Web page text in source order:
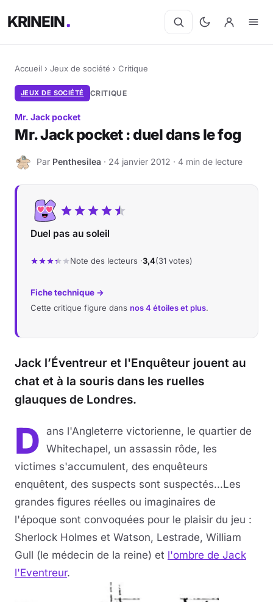
KRINEIN
Accueil › Jeux de société › Critique
JEUX DE SOCIÉTÉ CRITIQUE
Mr. Jack pocket
Mr. Jack pocket : duel dans le fog
P Par Penthesilea · 24 janvier 2012 · 4 min de lecture
Duel pas au soleil
Note des lecteurs ·3,4(31 votes)
Fiche technique →
Cette critique figure dans nos 4 étoiles et plus.
Jack l’Éventreur et l'Enquêteur jouent au
chat et à la souris dans les ruelles
glauques de Londres.
D ans l'Angleterre victorienne, le quartier de
Whitechapel, un assassin rôde, les
victimes s'accumulent, des enquêteurs
enquêtent, des suspects sont suspectés...Les
grandes figures réelles ou imaginaires de
l'époque sont convoquées pour le plaisir du jeu :
Sherlock Holmes et Watson, Lestrade, William
Gull (le médecin de la reine) et l'ombre de Jack
l'Eventreur.